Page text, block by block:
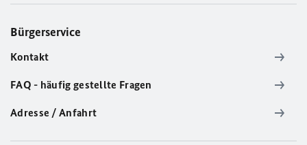
Bürgerservice
Kontakt
FAQ - häufig gestellte Fragen
Adresse / Anfahrt